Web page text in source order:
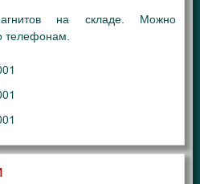
на складе. Можно
телефонам.